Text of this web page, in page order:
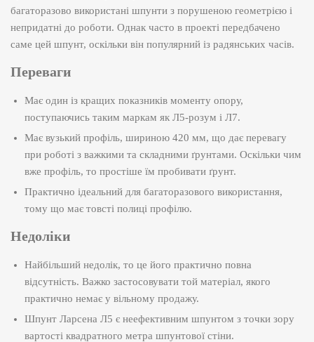
багаторазово використані шпунти з порушеною геометрією і
непридатні до роботи. Однак часто в проекті передбачено
саме цей шпунт, оскільки він популярний із радянських часів.
Переваги
Має один із кращих показників моменту опору,
поступаючись таким маркам як Л5-розум і Л7.
Має вузький профіль, шириною 420 мм, що дає перевагу
при роботі з важкими та складними ґрунтами. Оскільки чим
вже профіль, то простіше їм пробивати ґрунт.
Практично ідеальний для багаторазового використання,
тому що має товсті полиці профілю.
Недоліки
Найбільший недолік, то це його практично повна
відсутність. Важко застосовувати той матеріал, якого
практично немає у вільному продажу.
Шпунт Ларсена Л5 є неефективним шпунтом з точки зору
вартості квадратного метра шпунтової стіни.